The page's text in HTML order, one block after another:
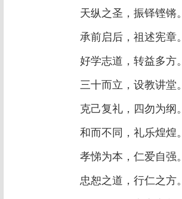
天纵之圣，振铎铿锵。
承前启后，祖述宪章。
好学志道，转益多方。
三十而立，设教讲堂。
克己复礼，四勿为纲。
和而不同，礼乐煌煌。
孝悌为本，仁爱自强。
忠恕之道，行仁之方。